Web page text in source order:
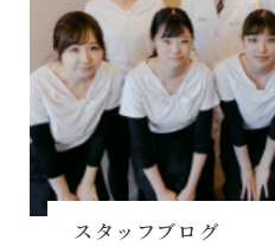
スタッフブログ